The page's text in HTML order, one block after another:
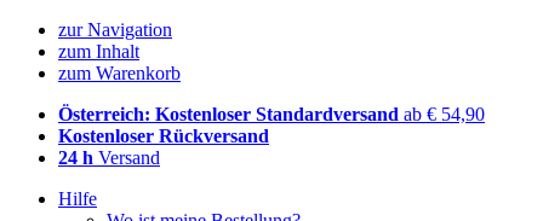
zur Navigation
zum Inhalt
zum Warenkorb
Österreich: Kostenloser Standardversand ab € 54,90
Kostenloser Rückversand
24 h Versand
Hilfe